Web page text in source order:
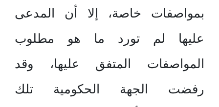
بمواصفات خاصة، إلا أن المدعى
عليها لم تورد ما هو مطلوب
المواصفات المتفق عليها، وقد
رفضت الجهة الحكومية تلك